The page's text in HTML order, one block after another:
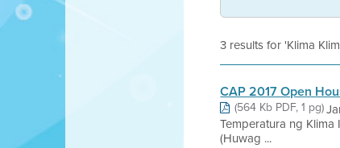
3 results for 'Klima
CAP 2017 Open
(564 Kb PDF, 1 pg)
Temperatura ng
(Huwag ...